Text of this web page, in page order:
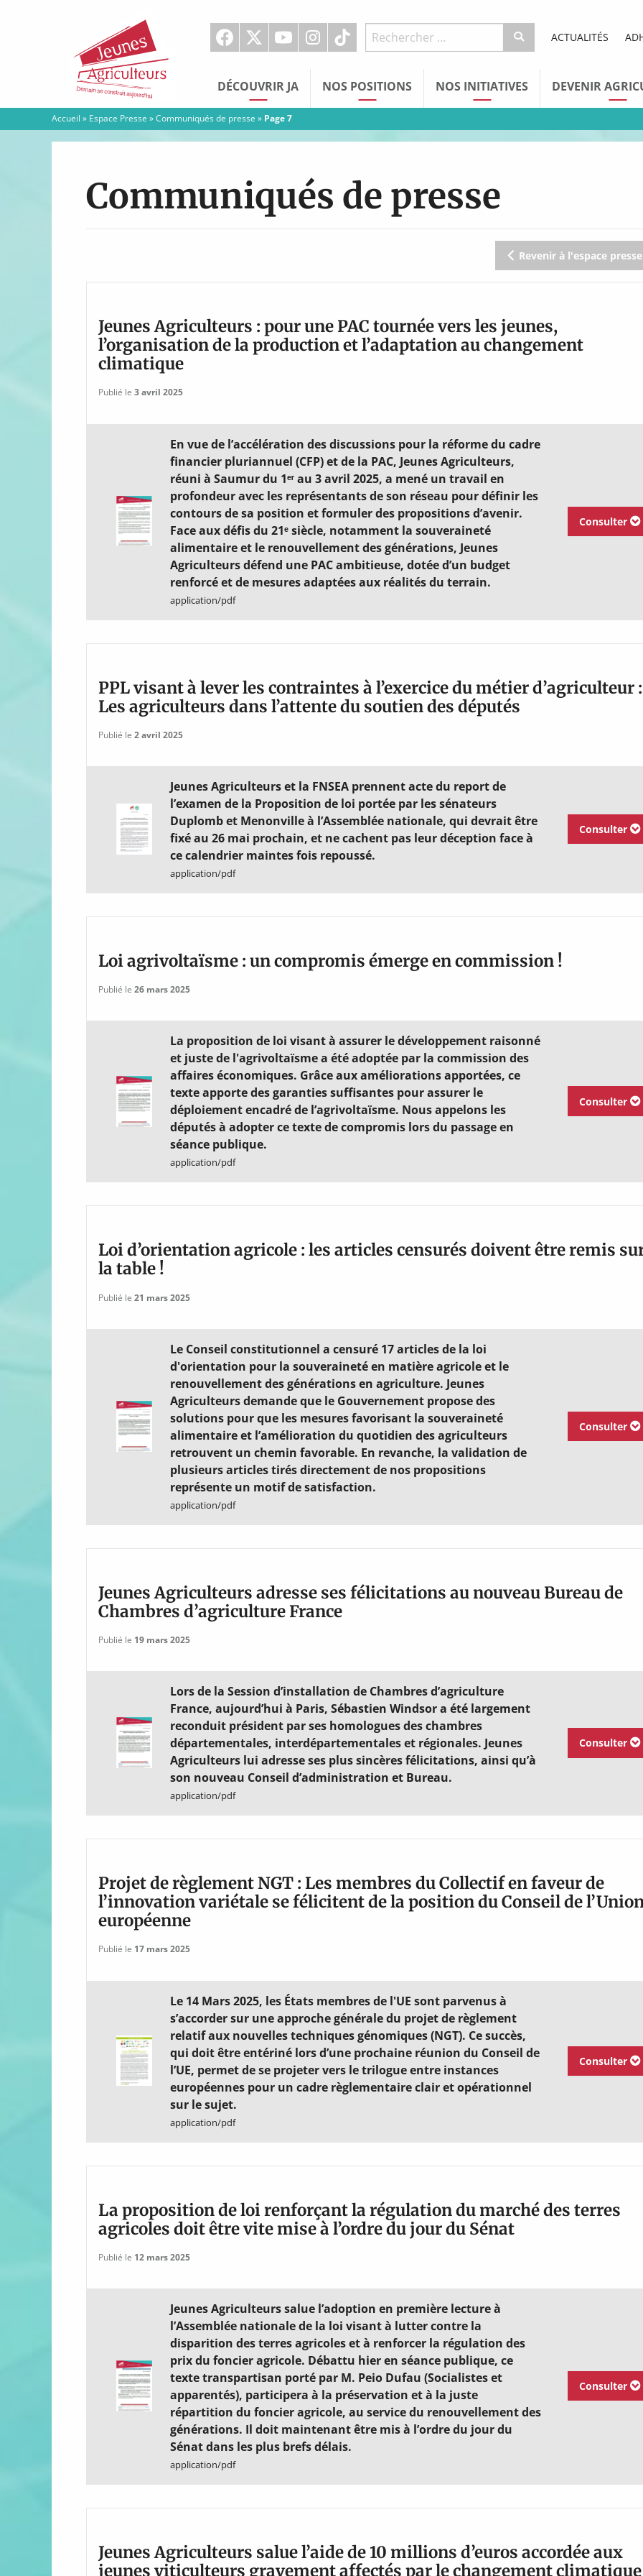
Agriculteurs
ACTUALITÉS
DÉCOUVRIR JA NOS POSITIONS NOS INITIATIVES DEVENIR
Accueil » Espace Presse »Communiqués de presse » Page 7
Communiqués de presse
Revenir à l'espace presse
Jeunes Agriculteurs : pour une PAC tournée vers les jeunes,
l’organisation de la production et l’adaptation au changement
climatique
Publié le 3 avril 2025
En vue de l’accélération des discussions pour la réforme du cadre
financier pluriannuel (CFP) et de la PAC, Jeunes Agriculteurs,
réuni à Saumur du 1ᵉʳ au 3 avril 2025, a mené un travail en
profondeur avec les représentants de son réseau pour définir les
contours de sa position et formuler des propositions d’avenir.
Face aux défis du 21ᵉ siècle, notamment la souveraineté
alimentaire et le renouvellement des générations, Jeunes
Agriculteurs défend une PAC ambitieuse, dotée d’un budget
renforcé et de mesures adaptées aux réalités du terrain.
application/pdf
Consulter
PPL visant à lever les contraintes à l’exercice du métier d’agriculteur :
Les agriculteurs dans l’attente du soutien des députés
Publié le 2 avril 2025
Jeunes Agriculteurs et la FNSEA prennent acte du report de
l’examen de la Proposition de loi portée par les sénateurs
Duplomb et Menonville à l’Assemblée nationale, qui devrait être
fixé au 26 mai prochain, et ne cachent pas leur déception face à
ce calendrier maintes fois repoussé.
application/pdf
Consulter
Loi agrivoltaïsme : un compromis émerge en commission !
Publié le 26 mars 2025
La proposition de loi visant à assurer le développement raisonné
et juste de l'agrivoltaïsme a été adoptée par la commission des
affaires économiques. Grâce aux améliorations apportées, ce
texte apporte des garanties suffisantes pour assurer le
déploiement encadré de l’agrivoltaïsme. Nous appelons les
députés à adopter ce texte de compromis lors du passage en
séance publique.
application/pdf
Consulter
Loi d’orientation agricole : les articles censurés doivent être remis
la table !
Publié le 21 mars 2025
Le Conseil constitutionnel a censuré 17 articles de la loi
d'orientation pour la souveraineté en matière agricole et le
renouvellement des générations en agriculture. Jeunes
Agriculteurs demande que le Gouvernement propose des
solutions pour que les mesures favorisant la souveraineté
alimentaire et l’amélioration du quotidien des agriculteurs
retrouvent un chemin favorable. En revanche, la validation de
plusieurs articles tirés directement de nos propositions
représente un motif de satisfaction.
application/pdf
Consulter
Jeunes Agriculteurs adresse ses félicitations au nouveau Bureau de
Chambres d’agriculture France
Publié le 19 mars 2025
Lors de la Session d’installation de Chambres d’agriculture
France, aujourd’hui à Paris, Sébastien Windsor a été largement
reconduit président par ses homologues des chambres
départementales, interdépartementales et régionales. Jeunes
Agriculteurs lui adresse ses plus sincères félicitations, ainsi qu’à
son nouveau Conseil d’administration et Bureau.
application/pdf
Consulter
Projet de règlement NGT : Les membres du Collectif en faveur de
l’innovation variétale se félicitent de la position du Conseil de
européenne
Publié le 17 mars 2025
Le 14 Mars 2025, les États membres de l'UE sont parvenus à
s’accorder sur une approche générale du projet de règlement
relatif aux nouvelles techniques génomiques (NGT). Ce succès,
qui doit être entériné lors d’une prochaine réunion du Conseil de
l’UE, permet de se projeter vers le trilogue entre instances
européennes pour un cadre règlementaire clair et opérationnel
sur le sujet.
application/pdf
Consulter
La proposition de loi renforçant la régulation du marché des terres
agricoles doit être vite mise à l’ordre du jour du Sénat
Publié le 12 mars 2025
Jeunes Agriculteurs salue l’adoption en première lecture à
l’Assemblée nationale de la loi visant à lutter contre la
disparition des terres agricoles et à renforcer la régulation des
prix du foncier agricole. Débattu hier en séance publique, ce
texte transpartisan porté par M. Peio Dufau (Socialistes et
apparentés), participera à la préservation et à la juste
répartition du foncier agricole, au service du renouvellement des
générations. Il doit maintenant être mis à l’ordre du jour du
Sénat dans les plus brefs délais.
application/pdf
Consulter
Jeunes Agriculteurs salue l’aide de 10 millions d’euros accordée aux
jeunes viticulteurs gravement affectés par le changement climatique